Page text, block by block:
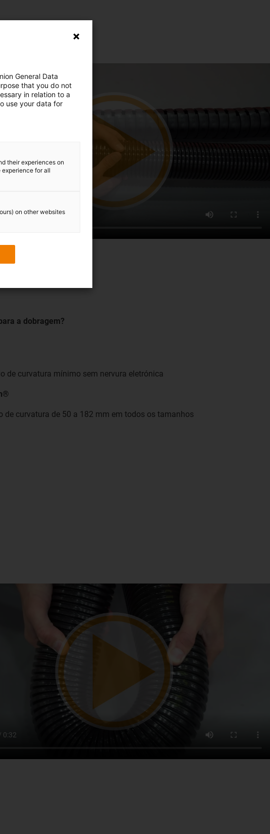
a dobragem?
de curvatura mínimo sem nervura eletrónica
de curvatura de 50 a 182 mm em todos os tamanhos
General Data
that you do not
in relation to a
use your data for
their experiences on
experience for all
on other websites